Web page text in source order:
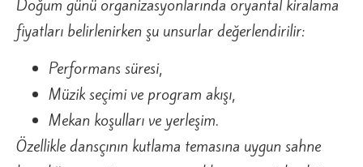
Doğum günü organizasyonlarında oryantal kiralama
fiyatları belirlenirken şu unsurlar değerlendirilir:
Performans süresi,
Müzik seçimi ve program akışı,
Mekan koşulları ve yerleşim.
Özellikle dansçının kutlama temasına uygun sahne